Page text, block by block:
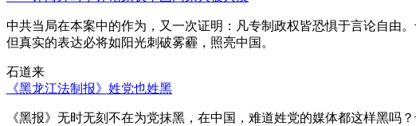
中共当局在本案中的作为，又一次证明：凡专制政权皆恐惧于言论自由
但真实的表达必将如阳光刺破雾霾，照亮中国。
石道来
《黑龙江法制报》姓党也姓黑
《黑报》无时无刻不在为党抹黑，在中国，难道姓党的媒体都这样黑吗